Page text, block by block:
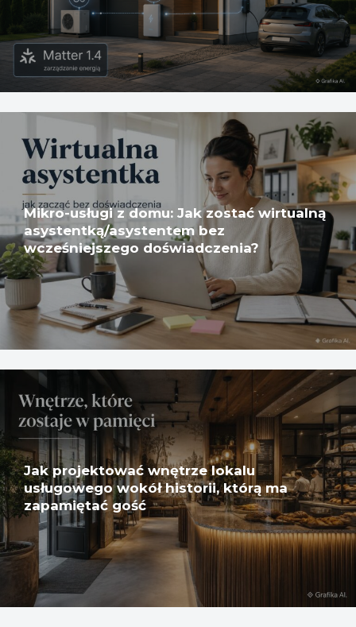
Mikro-usługi z domu: Jak zostać wirtualną
asystentką/asystentem bez
wcześniejszego doświadczenia?
Jak projektować wnętrze lokalu
usługowego wokół historii, którą ma
zapamiętać gość